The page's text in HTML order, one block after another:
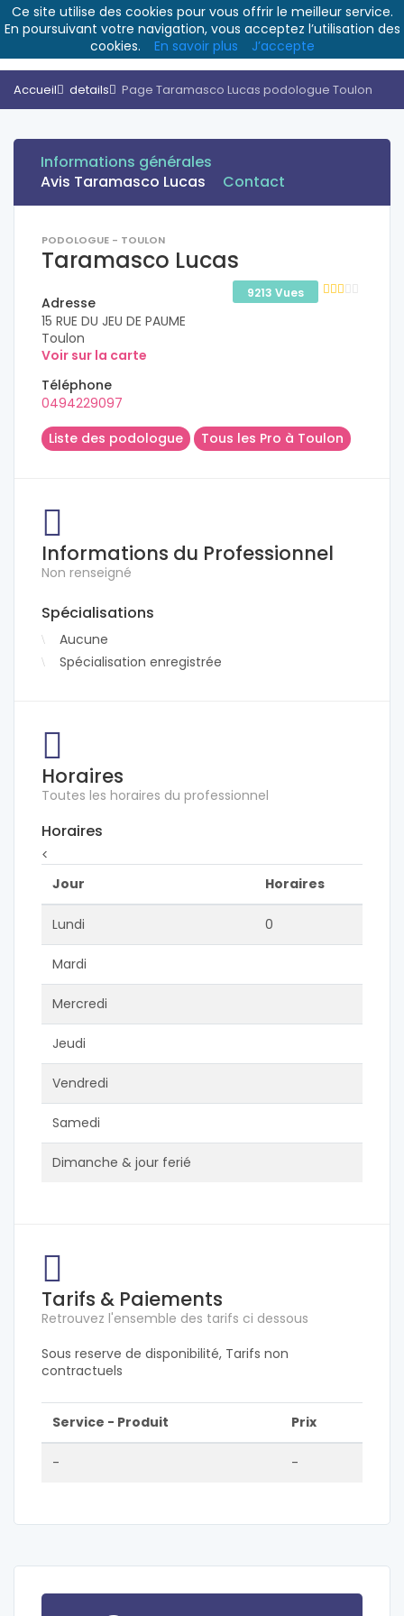
Accueil details Page Taramasco Lucas podologue Toulon
Informations générales
Avis Taramasco Lucas
Contact
PODOLOGUE - TOULON
Taramasco Lucas
9213 Vues
Adresse
15 RUE DU JEU DE PAUME
Toulon
Voir sur la carte
Téléphone
0494229097
Liste des podologue
Tous les Pro à Toulon
Informations du Professionnel
Non renseigné
Spécialisations
Aucune
Spécialisation enregistrée
Horaires
Toutes les horaires du professionnel
Horaires
<
Jour
Horaires
Lundi 0
Mardi
Mercredi
Jeudi
Vendredi
Samedi
Dimanche & jour ferié
Tarifs & Paiements
Retrouvez l'ensemble des tarifs ci dessous
Sous reserve de disponibilité, Tarifs non
contractuels
Service - Produit Prix
- -
Ce site utilise des cookies pour vous offrir le meilleur service.
En poursuivant votre navigation, vous acceptez l’utilisation des
cookies.
En savoir plus J’accepte